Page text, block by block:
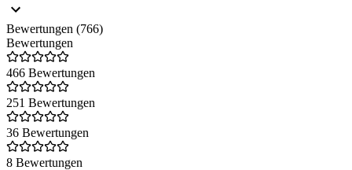
Bewertungen (766)
Bewertungen
466 Bewertungen
251 Bewertungen
36 Bewertungen
8 Bewertungen